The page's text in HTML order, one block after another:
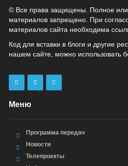
© Все права защищены. Полное или
материалов запрещено. При
материалов сайта необходима
Код для вставки в блоги и другие
нашем сайте, можно использовать
Меню
Программа передач
Новости
Телепроекты